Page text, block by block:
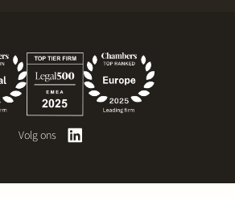
Volg ons